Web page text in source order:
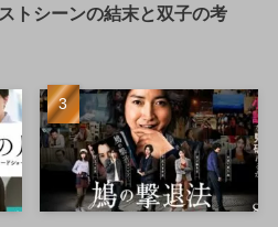
トシーンの結末と双子の考